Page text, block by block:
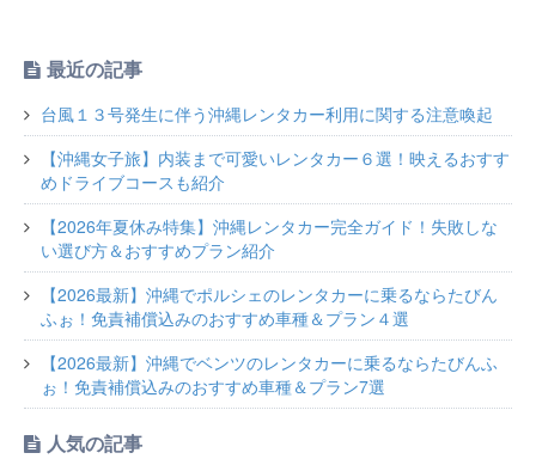
最近の記事
台風１３号発生に伴う沖縄レンタカー利用に関する注意喚起
【沖縄女子旅】内装まで可愛いレンタカー６選！映えるおすす
めドライブコースも紹介
【2026年夏休み特集】沖縄レンタカー完全ガイド！失敗しな
い選び方＆おすすめプラン紹介
【2026最新】沖縄でポルシェのレンタカーに乗るならたびん
ふぉ！免責補償込みのおすすめ車種＆プラン４選
【2026最新】沖縄でベンツのレンタカーに乗るならたびんふ
ぉ！免責補償込みのおすすめ車種＆プラン7選
人気の記事